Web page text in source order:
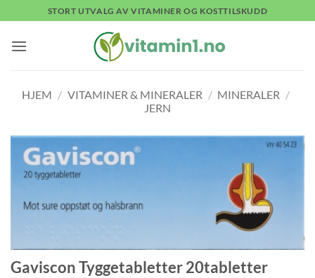
to
content
STORT UTVALG AV VITAMINER OG KOSTTILSKUDD
HJEM / VITAMINER & MINERALER / MINERALER /
JERN
Gaviscon Tyggetabletter 20tabletter